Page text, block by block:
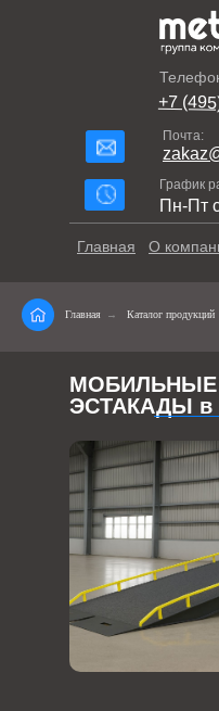
+7
Почта:
График
Пн-Пт
О
Главная
Главная → Каталог продукций
ЭСТАКАДЫ в